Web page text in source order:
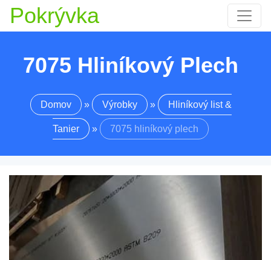
Pokrývka
7075 Hliníkový Plech
Domov » Výrobky » Hliníkový list &
Tanier » 7075 hliníkový plech